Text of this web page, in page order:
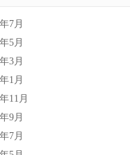
7月
5月
3月
1月
11月
9月
7月